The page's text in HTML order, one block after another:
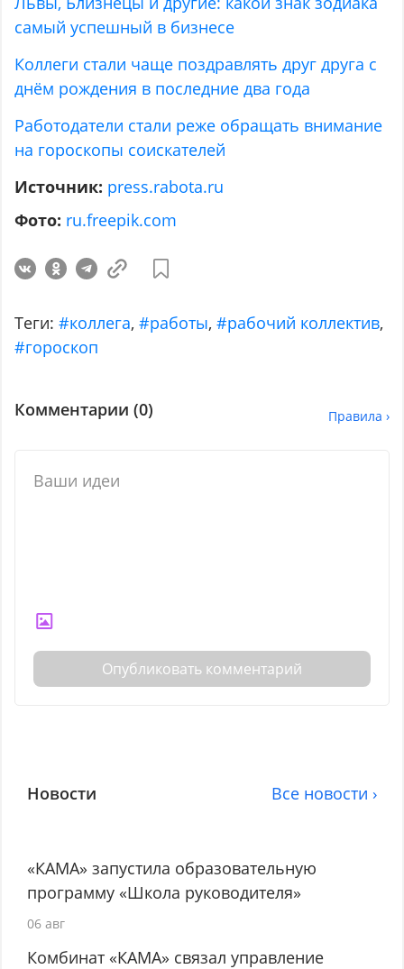
самый успешный в бизнесе
Коллеги стали чаще поздравлять друг друга с
днём рождения в последние два года
Работодатели стали реже обращать внимание
на гороскопы соискателей
Источник: press.rabota.ru
Фото: ru.freepik.com
Теги: #коллега,#работы,#рабочий коллектив,
#гороскоп
Комментарии (0) Правила ›
Опубликовать комментарий
Новости Все новости ›
«КАМА» запустила образовательную
программу «Школа руководителя»
06 авг
Комбинат «КАМА» связал управление